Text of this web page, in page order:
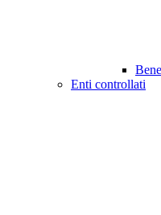
Enti controllati